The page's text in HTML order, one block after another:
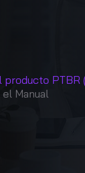
producto PTBR
Manual